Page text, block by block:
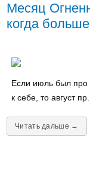
Месяц
когда
Если июль был про
к себе, то август пр...
Читать дальше →